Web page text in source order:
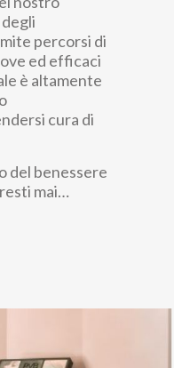
percorsi di
ed efficaci
è altamente
cura di
del benessere
mai…